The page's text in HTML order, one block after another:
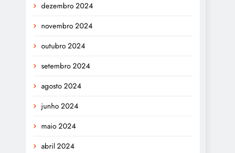
dezembro 2024
novembro 2024
outubro 2024
setembro 2024
agosto 2024
junho 2024
maio 2024
abril 2024